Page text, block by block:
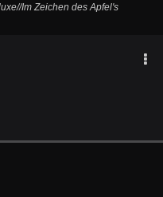
Im Zeichen des Apfel's